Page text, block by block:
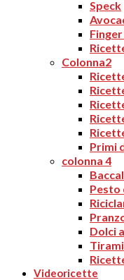
Speck
Colonna2
Primi
colonna 4
Pesto
Dolci
Videoricette